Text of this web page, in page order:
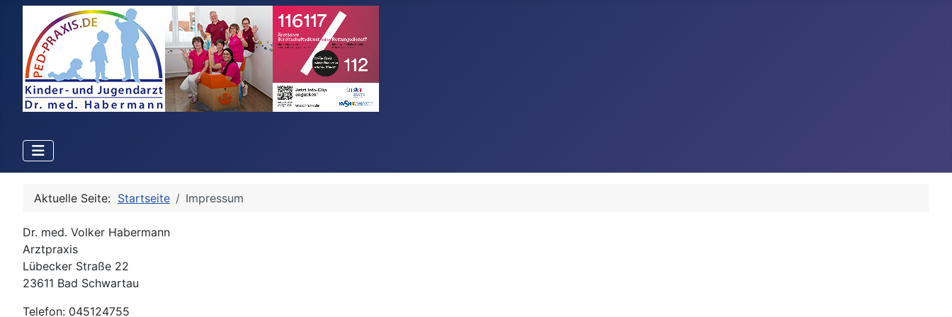
Aktuelle Seite: Startseite Impressum
Dr. med. Volker Habermann
Arztpraxis
Lübecker Straße 22
23611 Bad Schwartau
Telefon: 045124755